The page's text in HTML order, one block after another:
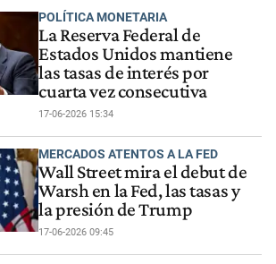
POLÍTICA MONETARIA
La Reserva Federal de
Estados Unidos mantiene
las tasas de interés por
cuarta vez consecutiva
17-06-2026 15:34
MERCADOS ATENTOS A LA FED
Wall Street mira el debut de
Warsh en la Fed, las tasas y
la presión de Trump
17-06-2026 09:45